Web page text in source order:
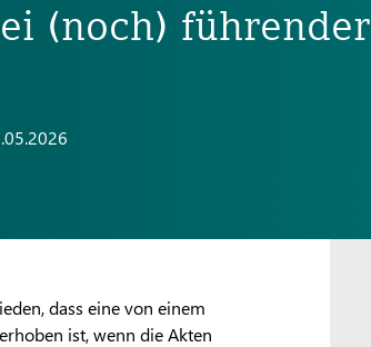
(noch) führender
dass eine von einem
ist, wenn die Akten